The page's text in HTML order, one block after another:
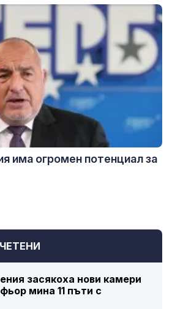
ЧЕТЕНИ
засякоха нови камери
мина 11 пъти с
има огромен потенциал за